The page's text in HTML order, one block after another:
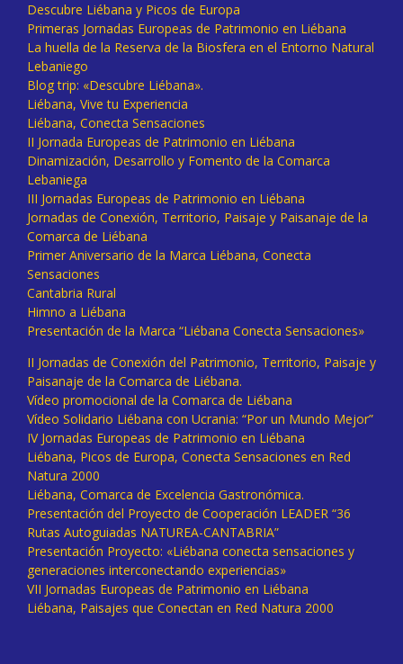
Descubre Liébana y Picos de Europa
Primeras Jornadas Europeas de Patrimonio en Liébana
La huella de la Reserva de la Biosfera en el Entorno Natural
Lebaniego
Blog trip: «Descubre Liébana».
Liébana, Vive tu Experiencia
Liébana, Conecta Sensaciones
II Jornada Europeas de Patrimonio en Liébana
Dinamización, Desarrollo y Fomento de la Comarca
Lebaniega
III Jornadas Europeas de Patrimonio en Liébana
Jornadas de Conexión, Territorio, Paisaje y Paisanaje de la
Comarca de Liébana
Primer Aniversario de la Marca Liébana, Conecta
Sensaciones
Cantabria Rural
Himno a Liébana
Presentación de la Marca “Liébana Conecta Sensaciones»
II Jornadas de Conexión del Patrimonio, Territorio, Paisaje y
Paisanaje de la Comarca de Liébana.
Vídeo promocional de la Comarca de Liébana
Vídeo Solidario Liébana con Ucrania: “Por un Mundo Mejor”
IV Jornadas Europeas de Patrimonio en Liébana
Liébana, Picos de Europa, Conecta Sensaciones en Red
Natura 2000
Liébana, Comarca de Excelencia Gastronómica.
Presentación del Proyecto de Cooperación LEADER “36
Rutas Autoguiadas NATUREA-CANTABRIA”
Presentación Proyecto: «Liébana conecta sensaciones y
generaciones interconectando experiencias»
VII Jornadas Europeas de Patrimonio en Liébana
Liébana, Paisajes que Conectan en Red Natura 2000